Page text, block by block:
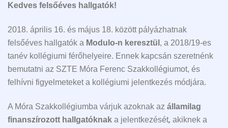
Kedves felsőéves hallgatók!
2018. április 16. és május 18. között pályázhatnak
felsőéves hallgatók a Modulo-n keresztül , a 2018/19-es
tanév kollégiumi férőhelyeire. Ennek kapcsán szeretnénk
bemutatni az SZTE Móra Ferenc Szakkollégiumot, és
felhívni figyelmeteket a kollégiumi jelentkezés módjára.
A Móra Szakkollégiumba várjuk azoknak az államilag
finanszírozott hallgatóknak a jelentkezését, akiknek a